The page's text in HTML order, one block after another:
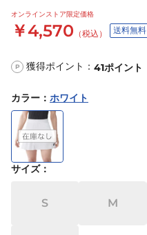
オンラインストア限定価格
￥4,570 （税込） 送料無料
P 獲得ポイント： 41ポイント
カラー ： ホワイト
サイズ：
S M